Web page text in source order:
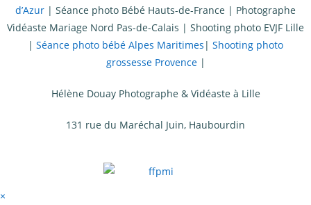
d’Azur | Séance photo Bébé Hauts-de-France | Photographe
Vidéaste Mariage Nord Pas-de-Calais | Shooting photo EVJF Lille
| Séance photo bébé Alpes Maritimes | Shooting photo
grossesse Provence|
Hélène Douay Photographe & Vidéaste à Lille
131 rue du Maréchal Juin, Haubourdin
×